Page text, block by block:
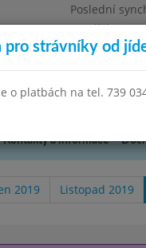
Poslední
Pondělí
Chlumín, okres
Kontakty a informace
2019 Listopad 2019
pro strávníky od
o platbách na tel. 739